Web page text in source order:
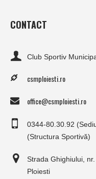
CONTACT
Club Sportiv
csmploiesti.ro
office@csmploiesti.ro
0344-80.30.92
(Structura Sportivă)
Strada Ghighiului,
Ploiesti